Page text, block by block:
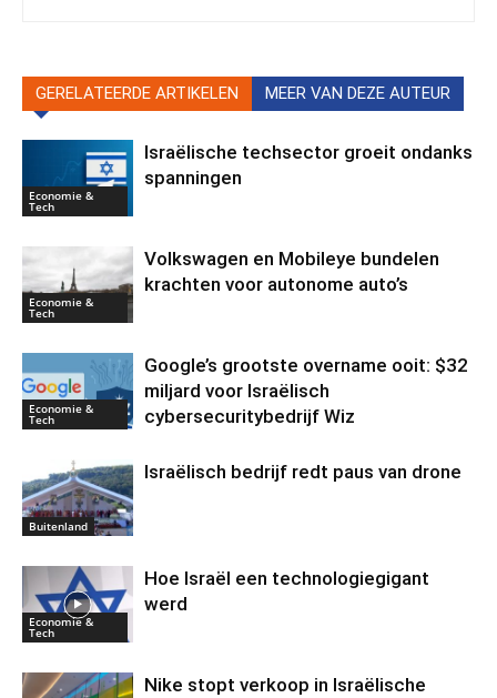
GERELATEERDE ARTIKELEN MEER VAN DEZE AUTEUR
Economie &
Tech
Israëlische techsector groeit ondanks
spanningen
Economie &
Tech
Volkswagen en Mobileye bundelen
krachten voor autonome auto’s
Economie &
Tech
Google’s grootste overname ooit: $32
miljard voor Israëlisch
cybersecuritybedrijf Wiz
Buitenland
Israëlisch bedrijf redt paus van drone
Economie &
Tech
Hoe Israël een technologiegigant
werd
Nike stopt verkoop in Israëlische